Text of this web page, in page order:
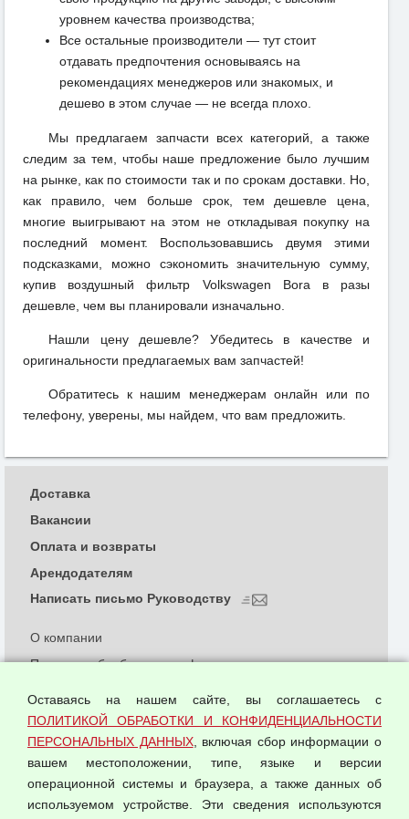
уровнем качества производства;
Все остальные производители — тут стоит
отдавать предпочтения основываясь на
рекомендациях менеджеров или знакомых, и
дешево в этом случае — не всегда плохо.
Мы предлагаем запчасти всех категорий, а также
следим за тем, чтобы наше предложение было лучшим
на рынке, как по стоимости так и по срокам доставки. Но,
как правило, чем больше срок, тем дешевле цена,
многие выигрывают на этом не откладывая покупку на
последний момент. Воспользовавшись двумя этими
подсказками, можно сэкономить значительную сумму,
купив воздушный фильтр Volkswagen Bora в разы
дешевле, чем вы планировали изначально.
Нашли цену дешевле? Убедитесь в качестве и
оригинальности предлагаемых вам запчастей!
Обратитесь к нашим менеджерам онлайн или по
телефону, уверены, мы найдем, что вам предложить.
О компании
Политика обработки и конфиденциальности
Согласием на обработку персональных данных
Оферта оптовой купли-продажи
Публичная оферта
Доставка
Вакансии
Оплата и возвраты
Арендодателям
Написать письмо Руководству
Оставаясь на нашем сайте, вы соглашаетесь с
ПОЛИТИКОЙ ОБРАБОТКИ И КОНФИДЕНЦИАЛЬНОСТИ
ПЕРСОНАЛЬНЫХ ДАННЫХ, включая сбор информации о
вашем местоположении, типе, языке и версии
операционной системы и браузера, а также данных об
используемом устройстве. Эти сведения используются